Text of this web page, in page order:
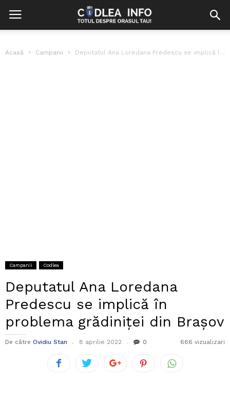
Acasă Campanii Deputatul Ana Loredana Predescu se implică în problema grădiniței din Brașov
Campanii Codlea
Deputatul Ana Loredana
Predescu se implică în
problema grădiniței din Brașov
De către Ovidiu Stan 8 aprilie 2022 0 666 vizualizari